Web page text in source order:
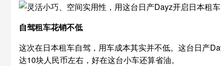
自驾租车花销不低
这次在日本租车自驾，用车成本其实并不低。这台日产
达10块人民币左右，好在这台小车还算省油。